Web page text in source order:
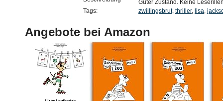
Guter Zustand. Keine
Tags:
zwillingsbrut, thriller, lisa,
Angebote bei Amazon